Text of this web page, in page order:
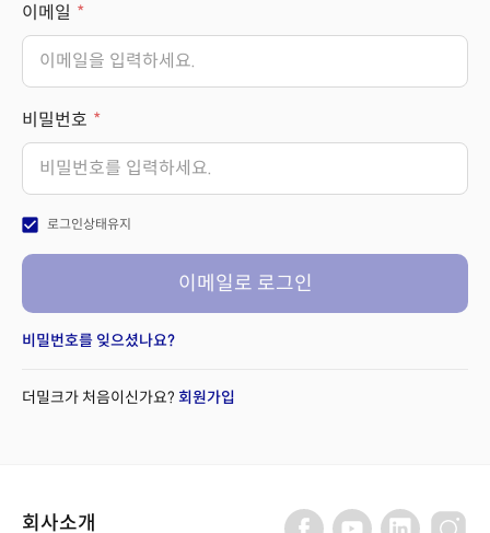
이메일
비밀번호
check_box 로그인상태유지
이메일로 로그인
비밀번호를 잊으셨나요?
더밀크가 처음이신가요? 회원가입
회사소개